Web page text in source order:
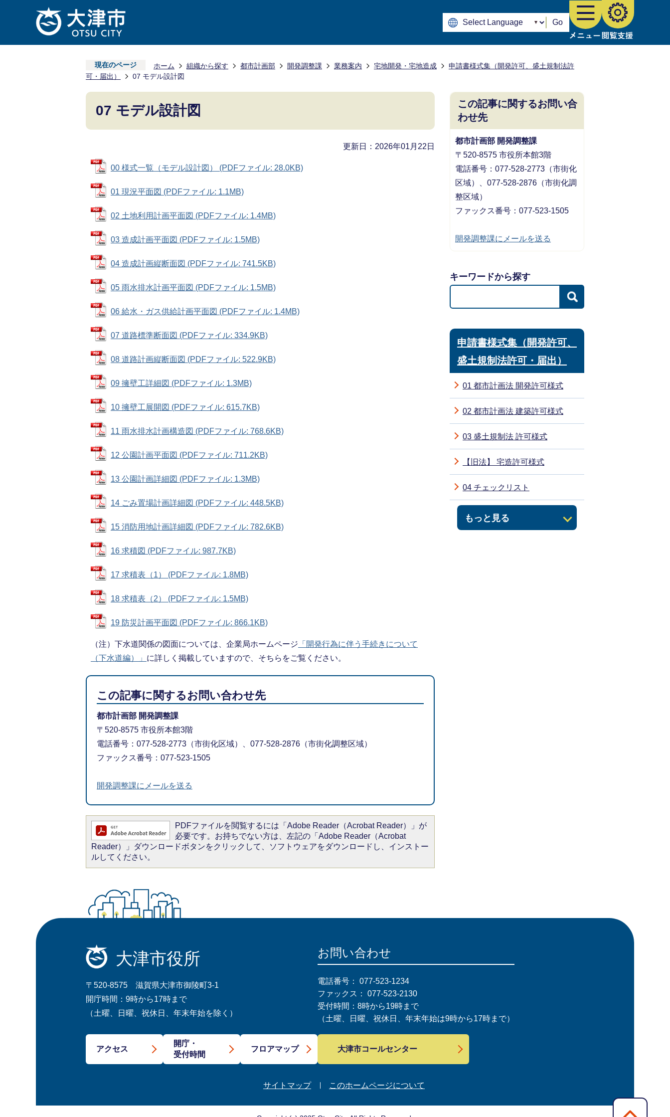
Go
現在のページ ホーム 組織から探す 都市計画部 開発調整課 業務案内 宅地開発・宅地造成
申請書様式集（開発許可、盛土規制法許
可・届出）
07 モデル設計図
07 モデル設計図
更新日：2026年01月22日
00 様式一覧（モデル設計図） (PDFファイル: 28.0KB)
01 現況平面図 (PDFファイル: 1.1MB)
02 土地利用計画平面図 (PDFファイル: 1.4MB)
03 造成計画平面図 (PDFファイル: 1.5MB)
04 造成計画縦断面図 (PDFファイル: 741.5KB)
05 雨水排水計画平面図 (PDFファイル: 1.5MB)
06 給水・ガス供給計画平面図 (PDFファイル: 1.4MB)
07 道路標準断面図 (PDFファイル: 334.9KB)
08 道路計画縦断面図 (PDFファイル: 522.9KB)
09 擁壁工詳細図 (PDFファイル: 1.3MB)
10 擁壁工展開図 (PDFファイル: 615.7KB)
11 雨水排水計画構造図 (PDFファイル: 768.6KB)
12 公園計画平面図 (PDFファイル: 711.2KB)
13 公園計画詳細図 (PDFファイル: 1.3MB)
14 ごみ置場計画詳細図 (PDFファイル: 448.5KB)
15 消防用地計画詳細図 (PDFファイル: 782.6KB)
16 求積図 (PDFファイル: 987.7KB)
17 求積表（1） (PDFファイル: 1.8MB)
18 求積表（2） (PDFファイル: 1.5MB)
19 防災計画平面図 (PDFファイル: 866.1KB)
（注）下水道関係の図面については、企業局ホームページ 「開発行為に伴う手続きについて
（下水道編）」 に詳しく掲載していますので、そちらをご覧ください。
この記事に関するお問い合わせ先
都市計画部 開発調整課
〒520-8575 市役所本館3階
電話番号：077-528-2773（市街化区域）、077-528-2876（市街化調整区域）
ファックス番号：077-523-1505
開発調整課にメールを送る
PDFファイルを閲覧するには「Adobe Reader（Acrobat Reader）」が
必要です。お持ちでない方は、左記の「Adobe Reader（Acrobat
Reader）」ダウンロードボタンをクリックして、ソフトウェアをダウンロードし、インストー
ルしてください。
この記事に関するお問い合
わせ先
都市計画部 開発調整課
〒520-8575 市役所本館3階
電話番号：077-528-2773（市街化
区域）、077-528-2876（市街化調
整区域）
ファックス番号：077-523-1505
開発調整課にメールを送る
キーワードから探す
申請書様式集（開発許可、
盛土規制法許可・届出）
01 都市計画法 開発許可様式
02 都市計画法 建築許可様式
03 盛土規制法 許可様式
もっと見る
【旧法】 宅造許可様式
04 チェックリスト
大津市役所
〒520-8575 滋賀県大津市御陵町3-1
開庁時間：9時から17時まで
（土曜、日曜、祝休日、年末年始を除く）
アクセス
開庁・
受付時間
フロアマップ
お問い合わせ
電話番号： 077-523-1234
ファックス： 077-523-2130
受付時間：8時から19時まで
（土曜、日曜、祝休日、年末年始は9時から17時まで）
大津市コールセンター
サイトマップ このホームページについて